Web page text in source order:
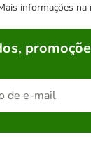
informações na